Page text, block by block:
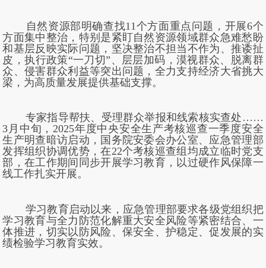
自然资源部明确查找11个方面重点问题，开展6个
方面集中整治，特别是紧盯自然资源领域群众急难愁盼
和基层反映实际问题，坚决整治不担当不作为、推诿扯
皮，执行政策“一刀切”、层层加码，漠视群众、脱离群
众、侵害群众利益等突出问题，全力支持经济大省挑大
梁，为高质量发展提供基础支撑。
专家指导帮扶、受理群众举报和线索核实查处……
3月中旬，2025年度中央安全生产考核巡查一季度安全
生产明查暗访启动，国务院安委会办公室、应急管理部
发挥组织协调优势，在22个考核巡查组均成立临时党支
部，在工作期间同步开展学习教育，以过硬作风保障一
线工作扎实开展。
学习教育启动以来，应急管理部要求各级党组织把
学习教育与全力防范化解重大安全风险等紧密结合、一
体推进，切实以防风险、保安全、护稳定、促发展的实
绩检验学习教育实效。